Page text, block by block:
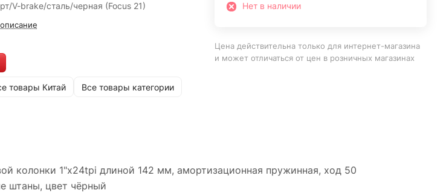
V-brake/сталь/черная (Focus 21)
товары Китай Все товары категории
Нет в наличии
Цена действительна только для интернет-магазина
и может отличаться от цен в розничных магазинах
колонки 1"x24tpi длиной 142 мм, амортизационная пружинная, ход 50
штаны, цвет чёрный